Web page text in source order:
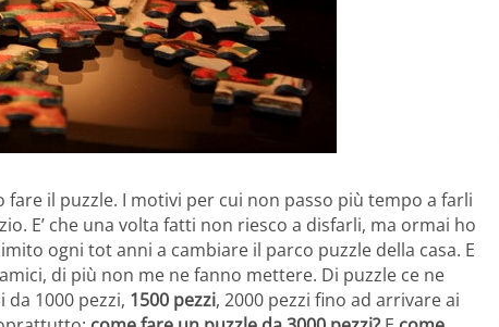
fare il puzzle. I motivi per cui non passo più tempo a farli
E’ che una volta fatti non riesco a disfarli, ma ormai ho
ogni tot anni a cambiare il parco puzzle della casa. E
di più non me ne fanno mettere. Di puzzle ce ne
1000 pezzi, 1500 pezzi, 2000 pezzi fino ad arrivare ai